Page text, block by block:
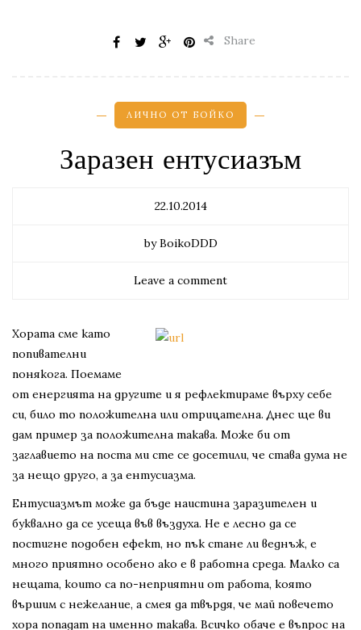
Share
ЛИЧНО ОТ БОЙКО
Заразен ентусиазъм
22.10.2014
by BoikoDDD
Leave a comment
Хората сме като
попивателни
понякога. Поемаме
от енергията на другите и я рефлектираме върху себе
си, било то положителна или отрицателна. Днес ще ви
дам пример за положителна такава. Може би от
заглавието на поста ми сте се досетили, че става дума не
за нещо друго, а за ентусиазма.
Ентусиазмът може да бъде наистина заразителен и
буквално да се усеща във въздуха. Не е лесно да се
постигне подобен ефект, но пък стане ли веднъж, е
много приятно особено ако е в работна среда. Малко са
нещата, които са по-неприятни от работа, която
вършим с нежелание, а смея да твърдя, че май повечето
хора попадат на именно такава. Всичко обаче е въпрос на